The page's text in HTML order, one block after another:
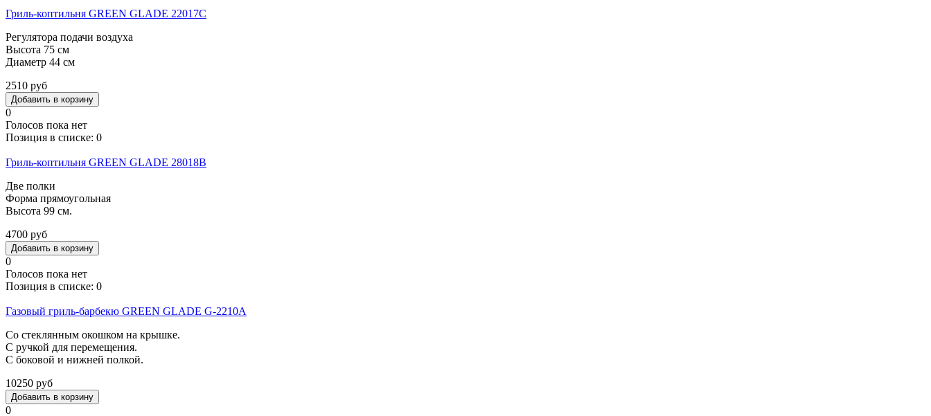
Гриль-коптильня GREEN GLADE 22017C
Регулятора подачи воздуха
Высота 75 см
Диаметр 44 см
2510 руб
0
Голосов пока нет
Позиция в списке: 0
Гриль-коптильня GREEN GLADE 28018B
Две полки
Форма прямоугольная
Высота 99 см.
4700 руб
0
Голосов пока нет
Позиция в списке: 0
Газовый гриль-барбекю GREEN GLADE G-2210A
Со стеклянным окошком на крышке.
С ручкой для перемещения.
С боковой и нижней полкой.
10250 руб
0